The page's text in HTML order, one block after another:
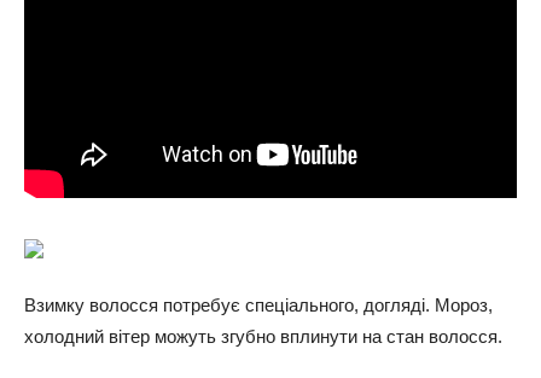
Взимку волосся потребує спеціального, догляді. Мороз,
холодний вітер можуть згубно вплинути на стан волосся.